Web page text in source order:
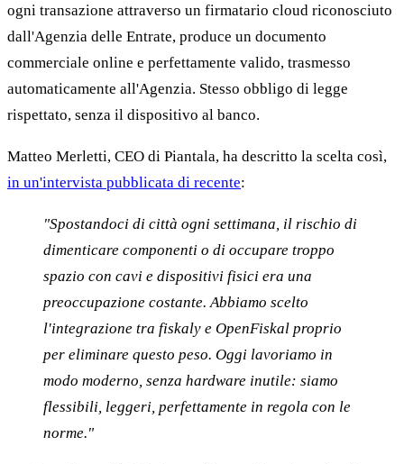
ogni transazione attraverso un firmatario cloud riconosciuto
dall'Agenzia delle Entrate, produce un documento
commerciale online e perfettamente valido, trasmesso
automaticamente all'Agenzia. Stesso obbligo di legge
rispettato, senza il dispositivo al banco.
Matteo Merletti, CEO di Piantala, ha descritto la scelta così,
in un'intervista pubblicata di recente:
"Spostandoci di città ogni settimana, il rischio di
dimenticare componenti o di occupare troppo
spazio con cavi e dispositivi fisici era una
preoccupazione costante. Abbiamo scelto
l'integrazione tra fiskaly e OpenFiskal proprio
per eliminare questo peso. Oggi lavoriamo in
modo moderno, senza hardware inutile: siamo
flessibili, leggeri, perfettamente in regola con le
norme."